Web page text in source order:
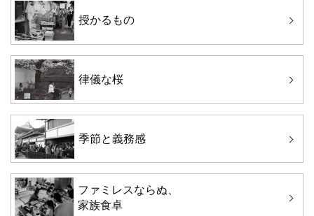
授かるもの
律儀な桜
季節と義務感
ファミレスならぬ、
家族食卓